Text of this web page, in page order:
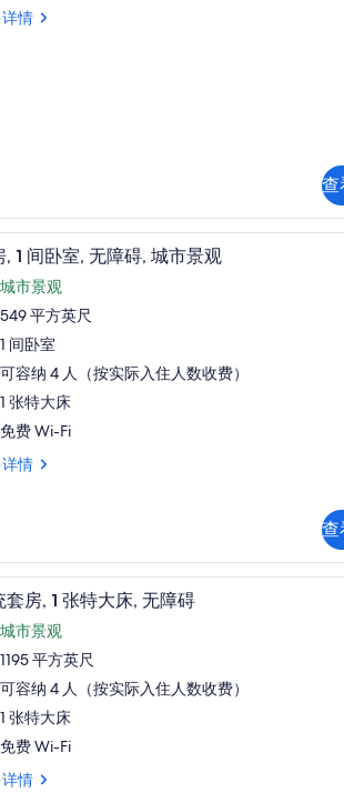
情
查
, 1 间卧室, 无障碍, 城市景观
城市景观
549 平方英尺
1 间卧室
可容纳 4 人（按实际入住人数收费）
1 张特大床
免费 Wi-Fi
情
查
总统套房, 1 张特大床,
套房, 1 张特大床, 无障碍
城市景观
1195 平方英尺
可容纳 4 人（按实际入住人数收费）
1 张特大床
免费 Wi-Fi
情